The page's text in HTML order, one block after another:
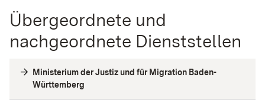
Übergeordnete und
nachgeordnete Dienststellen
Ministerium der Justiz und für Migration Baden-
Württemberg